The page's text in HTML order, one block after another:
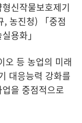
신작물보호제기
농진청) 「중점
용화」
오 등 농업의 미래
대응능력 강화를
을 중점적으로